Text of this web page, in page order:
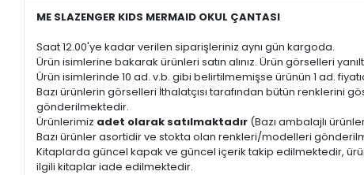
ME SLAZENGER KIDS MERMAID OKUL ÇANTASI
Saat 12.00'ye kadar verilen siparişleriniz aynı gün kargoda.
Ürün isimlerine bakarak ürünleri satın alınız. Ürün görselleri
Ürün isimlerinde 10 ad. v.b. gibi belirtilmemişse ürünün 1 ad.
Bazı ürünlerin görselleri İthalatçısı tarafından bütün renklerini
gönderilmektedir.
Ürünlerimiz adet olarak satılmaktadır (Bazı ambalajlı
Bazı ürünler asortidir ve stokta olan renkleri/modelleri
Kitaplarda güncel kapak ve güncel içerik takip edilmektedir,
ilgili kitaplar iade edilmektedir.